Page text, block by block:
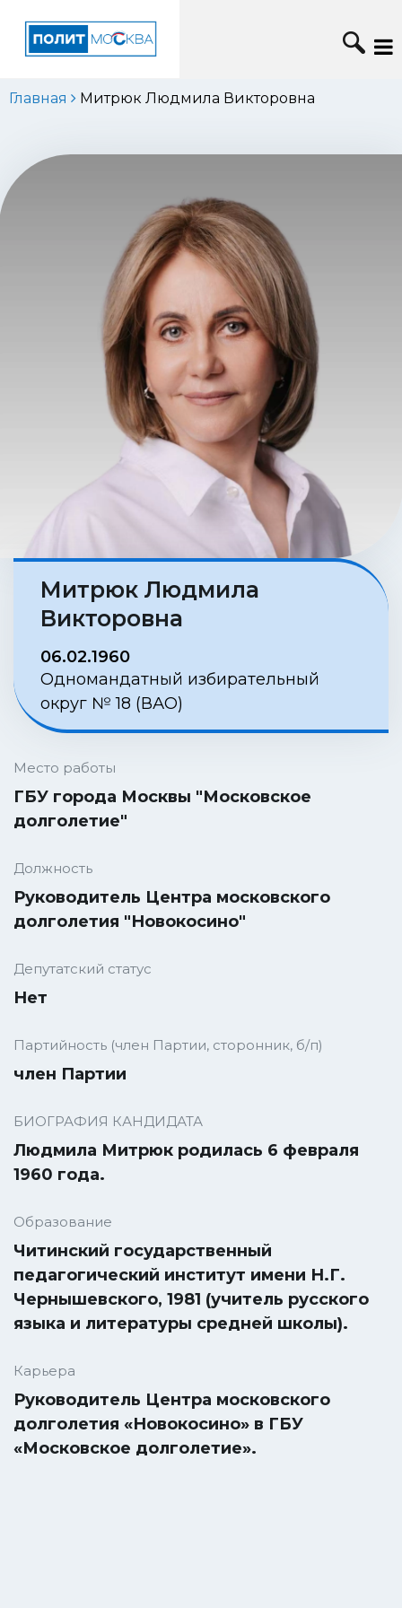
Главная Митрюк Людмила Викторовна
Митрюк Людмила
Викторовна
06.02.1960
Одномандатный избирательный
округ № 18 (ВАО)
Место работы
ГБУ города Москвы "Московское
долголетие"
Должность
Руководитель Центра московского
долголетия "Новокосино"
Депутатский статус
Нет
Партийность (член Партии, сторонник, б/п)
член Партии
БИОГРАФИЯ КАНДИДАТА
Людмила Митрюк родилась 6 февраля
1960 года.
Образование
Читинский государственный
педагогический институт имени Н.Г.
Чернышевского, 1981 (учитель русского
языка и литературы средней школы).
Карьера
Руководитель Центра московского
долголетия «Новокосино» в ГБУ
«Московское долголетие».